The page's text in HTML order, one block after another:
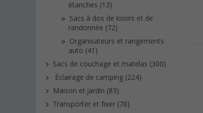
étanches (13)
Sacs à dos de loisirs et de
randonnée (72)
Organisateurs et rangements
auto (41)
Sacs de couchage et matelas (300)
Éclairage de camping (224)
Maison et jardin (83)
Transporter et fixer (78)